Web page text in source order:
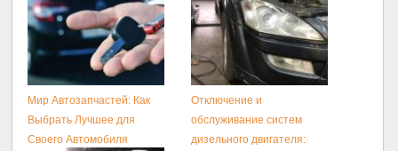
Мир Автозапчастей: Как
Выбрать Лучшее для
Своего Автомобиля
Отключение и
обслуживание систем
дизельного двигателя: